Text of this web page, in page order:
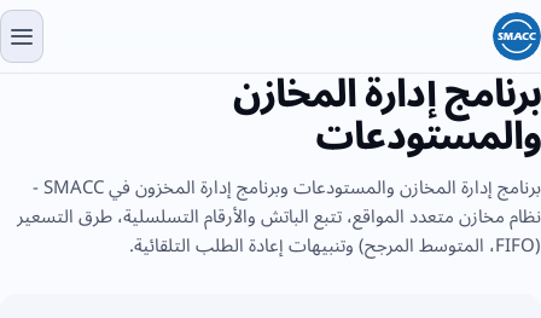
برنامج إدارة المخازن
والمستودعات
برنامج إدارة المخازن والمستودعات وبرنامج إدارة المخزون في SMACC -
نظام مخازن متعدد المواقع، تتبع الباتش والأرقام التسلسلية، طرق التسعير
(FIFO، المتوسط المرجح) وتنبيهات إعادة الطلب التلقائية.